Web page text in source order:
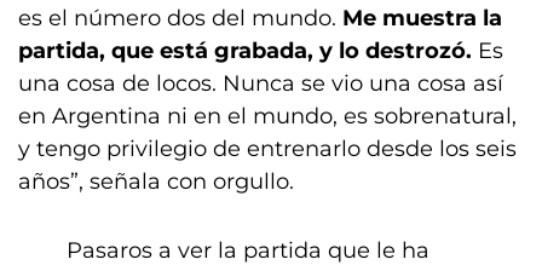
es el número dos del mundo. Me muestra la
partida, que está grabada, y lo destrozó. Es
una cosa de locos. Nunca se vio una cosa así
en Argentina ni en el mundo, es sobrenatural,
y tengo privilegio de entrenarlo desde los seis
años”, señala con orgullo.
Pasaros a ver la partida que le ha